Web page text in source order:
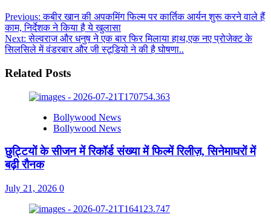
Previous:कबीर खान की अपकमिंग फिल्म पर कार्तिक आर्यन शुरू करने वाले हैं
काम, निर्देशक ने किया है ये खुलासा
Next:सेल्वराज और धनुष ने एक बार फिर मिलाया हाथ,एक नए प्रोजेक्ट के
सिलसिले में वंडरबार और जी स्टूडियो ने की है घोषणा..
Related Posts
Bollywood News
Bollywood News
छुट्टियों के सीजन में रिकॉर्ड संख्या में फिल्में रिलीज़, सिनेमाघरों में
बढ़ी रौनक
July 21, 2026 0